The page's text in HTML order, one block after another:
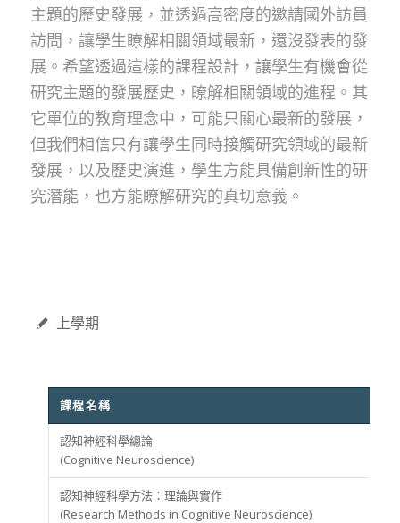
主題的歷史發展，並透過高密度的邀請國外訪員
訪問，讓學生瞭解相關領域最新，還沒發表的發
展。希望透過這樣的課程設計，讓學生有機會從
研究主題的發展歷史，瞭解相關領域的進程。其
它單位的教育理念中，可能只關心最新的發展，
但我們相信只有讓學生同時接觸研究領域的最新
發展，以及歷史演進，學生方能具備創新性的研
究潛能，也方能瞭解研究的真切意義。
上學期
課程名稱
認知神經科學總論
(Cognitive Neuroscience)
認知神經科學方法：理論與實作
(Research Methods in Cognitive Neuroscience)